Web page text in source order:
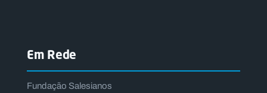
Em Rede
Fundação Salesianos